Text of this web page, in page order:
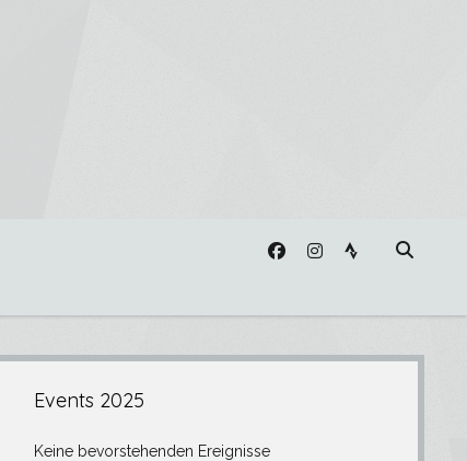
facebookinstagram
strava
Seitenleiste
Events 2025
Keine bevorstehenden Ereignisse